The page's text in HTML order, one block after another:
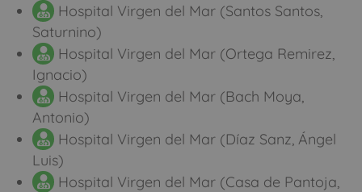
Hospital Virgen del Mar (Santos Santos,
Saturnino)
Hospital Virgen del Mar (Ortega Remirez,
Ignacio)
Hospital Virgen del Mar (Bach Moya,
Antonio)
Hospital Virgen del Mar (Díaz Sanz, Ángel
Luis)
Hospital Virgen del Mar (Casa de Pantoja,